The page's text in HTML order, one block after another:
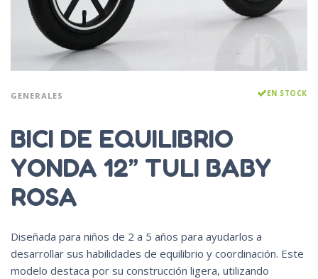
GENERALES EN STOCK
BICI DE EQUILIBRIO
YONDA 12” TULI BABY
ROSA
Diseñada para niños de 2 a 5 años para ayudarlos a
desarrollar sus habilidades de equilibrio y coordinación. Este
modelo destaca por su construcción ligera, utilizando